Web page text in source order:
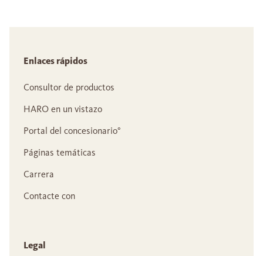
Enlaces rápidos
Consultor de productos
HARO en un vistazo
Portal del concesionario°
Páginas temáticas
Carrera
Contacte con
Legal